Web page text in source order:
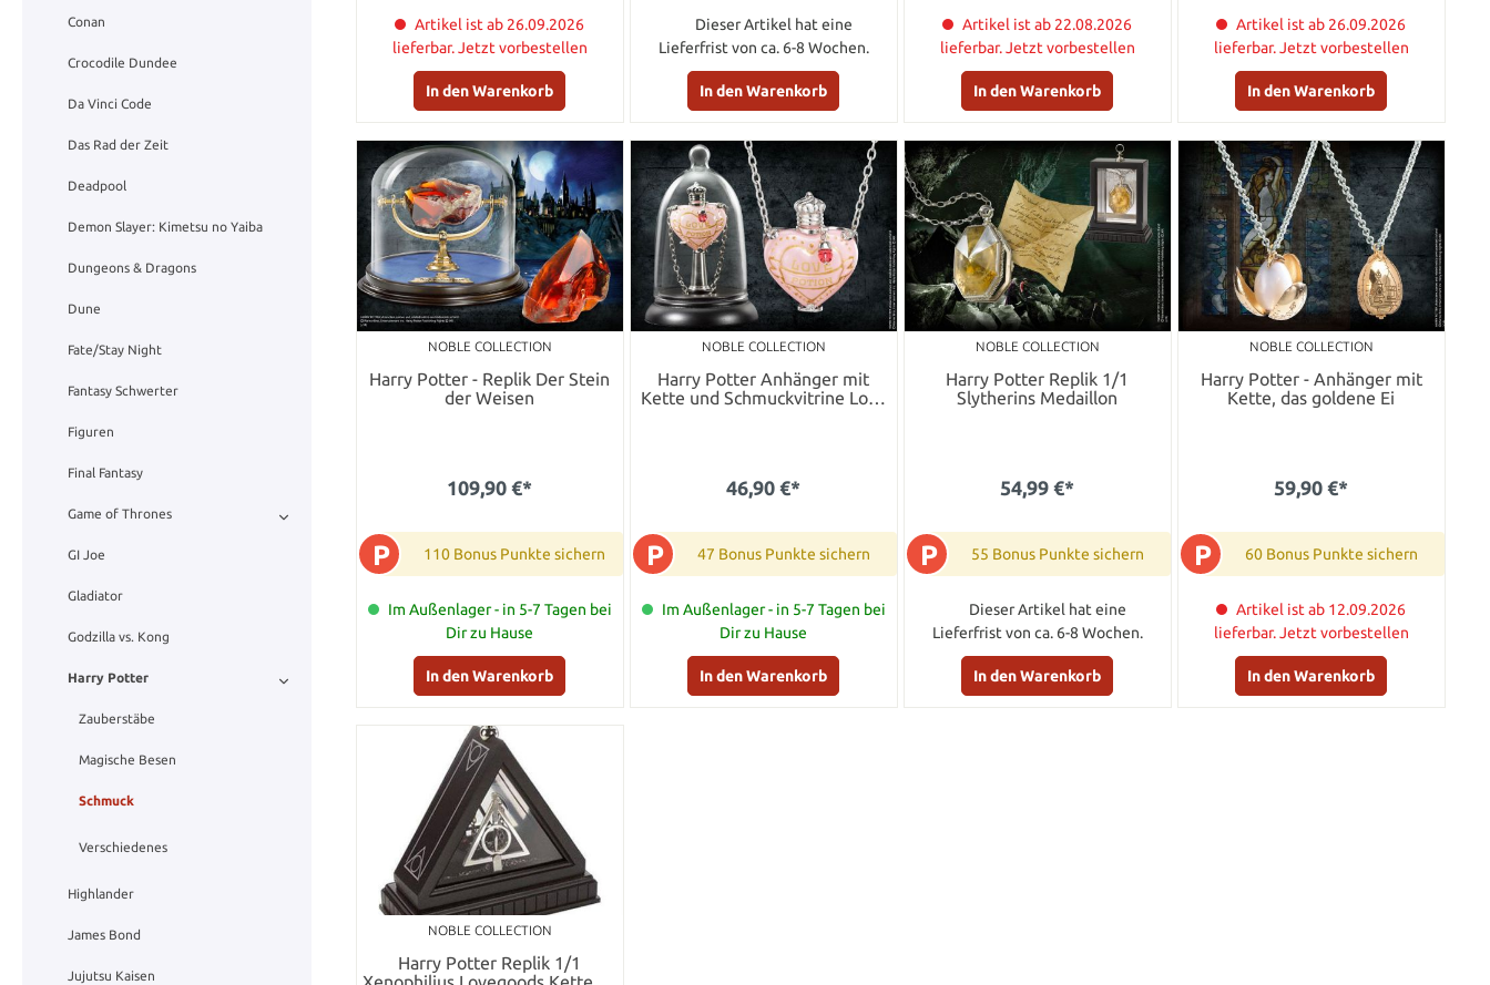
Conan
Crocodile Dundee
Da Vinci Code
Das Rad der Zeit
Deadpool
Demon Slayer: Kimetsu no Yaiba
Dungeons & Dragons
Dune
Fate/Stay Night
Fantasy Schwerter
Figuren
Final Fantasy
Game of Thrones
GI Joe
Gladiator
Godzilla vs. Kong
Harry Potter
Zauberstäbe
Magische Besen
Schmuck
Verschiedenes
Highlander
James Bond
Jujutsu Kaisen
Artikel ist ab 26.09.2026
lieferbar. Jetzt vorbestellen
In den Warenkorb
Dieser Artikel hat eine
Lieferfrist von ca. 6-8 Wochen.
In den Warenkorb
Artikel ist ab 22.08.2026
lieferbar. Jetzt vorbestellen
In den Warenkorb
Artikel ist ab 26.09.2026
lieferbar. Jetzt vorbestellen
In den Warenkorb
NOBLE COLLECTION
Harry Potter - Replik Der Stein
der Weisen
109,90 €*
P 110 Bonus Punkte sichern
Im Außenlager - in 5-7 Tagen bei
Dir zu Hause
In den Warenkorb
NOBLE COLLECTION
Harry Potter Anhänger mit
Kette und Schmuckvitrine Love
46,90 €*
P 47 Bonus Punkte sichern
Im Außenlager - in 5-7 Tagen bei
Dir zu Hause
In den Warenkorb
NOBLE COLLECTION
Harry Potter Replik 1/1
Slytherins Medaillon
54,99 €*
P 55 Bonus Punkte sichern
Dieser Artikel hat eine
Lieferfrist von ca. 6-8 Wochen.
In den Warenkorb
NOBLE COLLECTION
Harry Potter - Anhänger mit
Kette, das goldene Ei
59,90 €*
P 60 Bonus Punkte sichern
Artikel ist ab 12.09.2026
lieferbar. Jetzt vorbestellen
In den Warenkorb
NOBLE COLLECTION
Harry Potter Replik 1/1